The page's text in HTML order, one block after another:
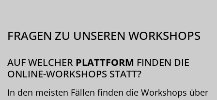
FRAGEN ZU UNSEREN WORKSHOPS
AUF WELCHER PLATTFORM FINDEN DIE
ONLINE-WORKSHOPS STATT?
In den meisten Fällen finden die Workshops über